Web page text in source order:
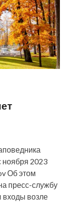
ноября 2023
Об этом
пресс-службу
входы возле